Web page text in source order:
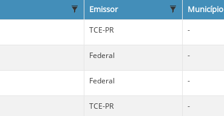
Emissor Município
TCE-PR -
Federal -
Federal -
TCE-PR -